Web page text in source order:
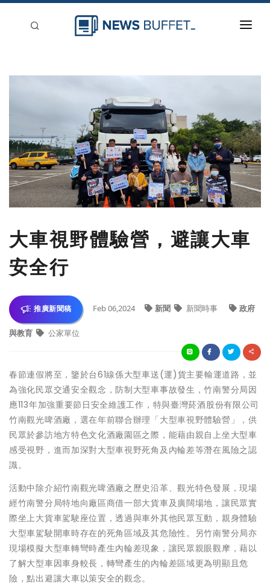
刊登
大車視野體驗營，避讓大車
安全行
推廣新聞稿 Feb 06,2024 新聞 新聞時事 政府
與教育 公家單位
春節連假將至，鑒於台61線係大型車送(運)貨主要輸運道路，並
為強化民眾交通安全觀念，防制大型車事故發生，竹南警分局因
應113年加強重要節日安全維護工作，特與臺灣菸酒股份有限公司
竹南觀光啤酒廠，選在年前聯合辦理「大型車視野體驗營」，供
民眾於參訪地方特色文化酒廠園區之際，能藉由親自上坐大型車
感受視野，進而加深對大型車視野死角及內輪差等潛在風險之認
識。
活動中除介紹竹南觀光啤酒廠之歷史沿革、觀光特色發展，現場
經竹南警分局特地向廠區商借一部大貨車及廣闊場地，讓民眾實
際坐上大貨車駕駛座位置，透過與車外其他民眾互動，親身體驗
大型車駕駛開車時存在的死角區域及其危險性。另竹南警分局亦
現場模擬大型車轉彎時產生內輪差現象，讓民眾親眼觀摩，藉以
了解大型車因車身較長，轉彎產生的內輪差區域更為明顯且危
險，點出避讓大車以策安全的觀念。